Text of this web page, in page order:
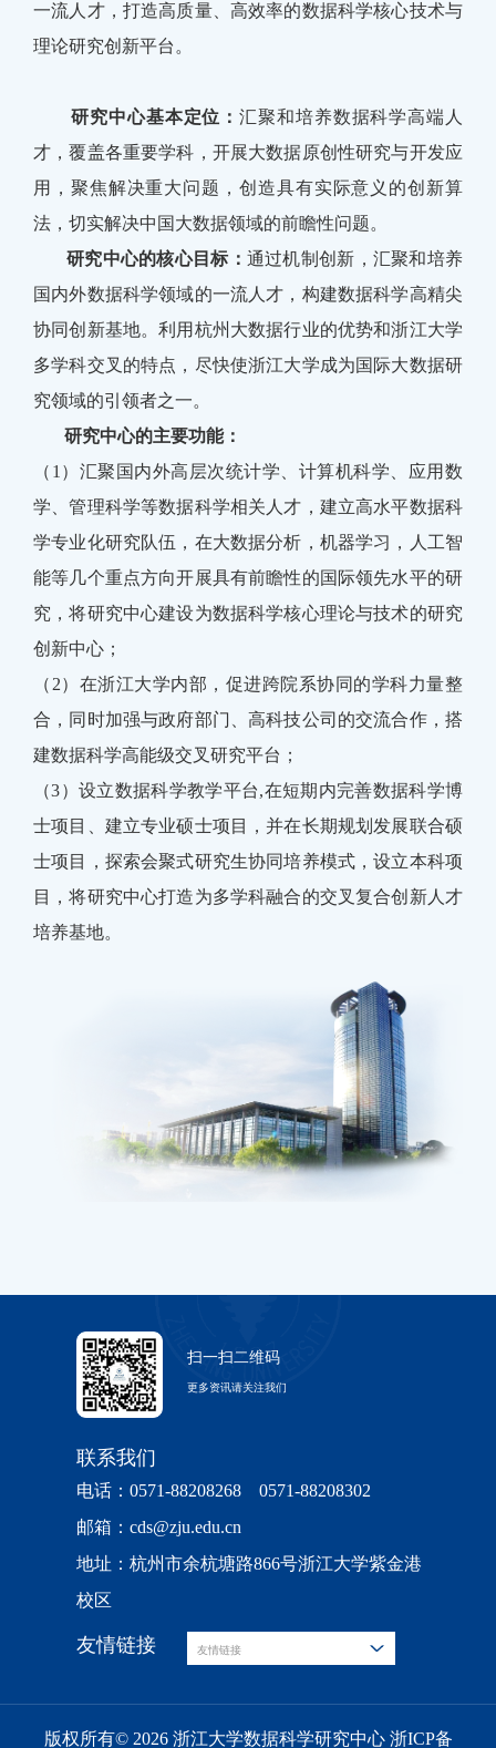
一流人才，打造高质量、高效率的数据科学核心技术与
理论研究创新平台。
研究中心基本定位：汇聚和培养数据科学高端人
才，覆盖各重要学科，开展大数据原创性研究与开发应
用，聚焦解决重大问题，创造具有实际意义的创新算
法，切实解决中国大数据领域的前瞻性问题。
研究中心的核心目标： 通过机制创新，汇聚和培养
国内外数据科学领域的一流人才，构建数据科学高精尖
协同创新基地。利用杭州大数据行业的优势和浙江大学
多学科交叉的特点，尽快使浙江大学成为国际大数据研
究领域的引领者之一。
研究中心的主要功能：
（1）汇聚国内外高层次统计学、计算机科学、应用数
学、管理科学等数据科学相关人才，建立高水平数据科
学专业化研究队伍，在大数据分析，机器学习，人工智
能等几个重点方向开展具有前瞻性的国际领先水平的研
究，将研究中心建设为数据科学核心理论与技术的研究
创新中心；
（2）在浙江大学内部，促进跨院系协同的学科力量整
合，同时加强与政府部门、高科技公司的交流合作，搭
建数据科学高能级交叉研究平台；
（3）设立数据科学教学平台,在短期内完善数据科学博
士项目、建立专业硕士项目，并在长期规划发展联合硕
士项目，探索会聚式研究生协同培养模式，设立本科项
目，将研究中心打造为多学科融合的交叉复合创新人才
培养基地。
扫一扫二维码
更多资讯请关注我们
联系我们
电话：0571-88208268 0571-88208302
邮箱：cds@zju.edu.cn
地址：杭州市余杭塘路866号浙江大学紫金港
校区
友情链接 友情链接
版权所有© 2026 浙江大学数据科学研究中心 浙ICP备